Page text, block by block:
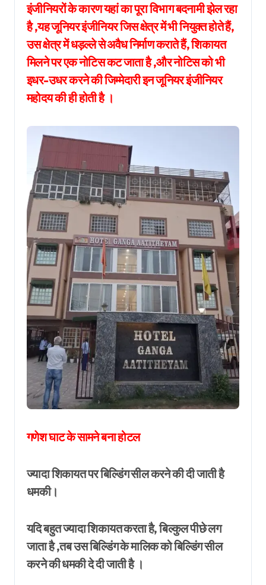
इंजीनियरों के कारण यहां का पूरा विभाग बदनामी झेल रहा
है ,यह जूनियर इंजीनियर जिस क्षेत्र में भी नियुक्त होते हैं,
उस क्षेत्र में धड़ल्ले से अवैध निर्माण कराते हैं, शिकायत
मिलने पर एक नोटिस कट जाता है ,और नोटिस को भी
इधर-उधर करने की जिम्मेदारी इन जूनियर इंजीनियर
महोदय की ही होती है ।
गणेश घाट के सामने बना होटल
ज्यादा शिकायत पर बिल्डिंग सील करने की दी जाती है
धमकी।
यदि बहुत ज्यादा शिकायत करता है, बिल्कुल पीछे लग
जाता है ,तब उस बिल्डिंग के मालिक को बिल्डिंग सील
करने की धमकी दे दी जाती है ।